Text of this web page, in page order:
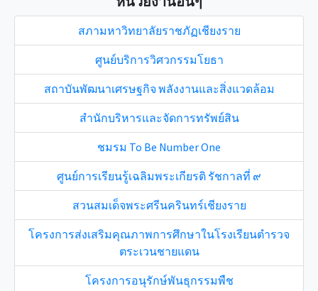
สภามหาวิทยาลัยราชภัฏเชียงราย
ศูนย์บริการวิศวกรรมโยธา
สถาบันพัฒนาเศรษฐกิจ พลังงานและสิ่งแวดล้อม
สำนักบริหารและจัดการทรัพย์สิน
ชมรม To Be Number One
ศูนย์การเรียนรู้เฉลิมพระเกียรติ รัชกาลที่ ๙
สวนสมเด็จพระศรีนครินทร์เชียงราย
โครงการส่งเสริมคุณภาพการศึกษาในโรงเรียนตำรวจ
ตระเวนชายแดน
โครงการอนุรักษ์พันธุกรรมพืช